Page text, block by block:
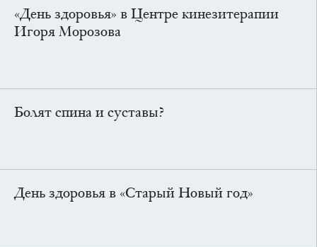
ПОСМОТРЕТЬ НА КАРТЕ
«День здоровья» в Центре кинезитерапии
Игоря Морозова
Болят спина и суставы?
День здоровья в «Старый Новый год»